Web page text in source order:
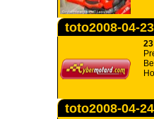
toto2008-04-
toto2008-04-